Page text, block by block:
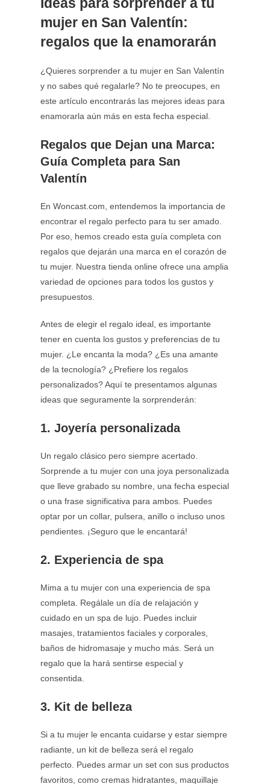
mujer en San Valentín:
regalos que la enamorarán
¿Quieres sorprender a tu mujer en San Valentín
y no sabes qué regalarle? No te preocupes, en
este artículo encontrarás las mejores ideas para
enamorarla aún más en esta fecha especial.
Regalos que Dejan una Marca:
Guía Completa para San
Valentín
En Woncast.com, entendemos la importancia de
encontrar el regalo perfecto para tu ser amado.
Por eso, hemos creado esta guía completa con
regalos que dejarán una marca en el corazón de
tu mujer. Nuestra tienda online ofrece una amplia
variedad de opciones para todos los gustos y
presupuestos.
Antes de elegir el regalo ideal, es importante
tener en cuenta los gustos y preferencias de tu
mujer. ¿Le encanta la moda? ¿Es una amante
de la tecnología? ¿Prefiere los regalos
personalizados? Aquí te presentamos algunas
ideas que seguramente la sorprenderán:
1. Joyería personalizada
Un regalo clásico pero siempre acertado.
Sorprende a tu mujer con una joya personalizada
que lleve grabado su nombre, una fecha especial
o una frase significativa para ambos. Puedes
optar por un collar, pulsera, anillo o incluso unos
pendientes. ¡Seguro que le encantará!
2. Experiencia de spa
Mima a tu mujer con una experiencia de spa
completa. Regálale un día de relajación y
cuidado en un spa de lujo. Puedes incluir
masajes, tratamientos faciales y corporales,
baños de hidromasaje y mucho más. Será un
regalo que la hará sentirse especial y
consentida.
3. Kit de belleza
Si a tu mujer le encanta cuidarse y estar siempre
radiante, un kit de belleza será el regalo
perfecto. Puedes armar un set con sus productos
favoritos, como cremas hidratantes, maquillaje